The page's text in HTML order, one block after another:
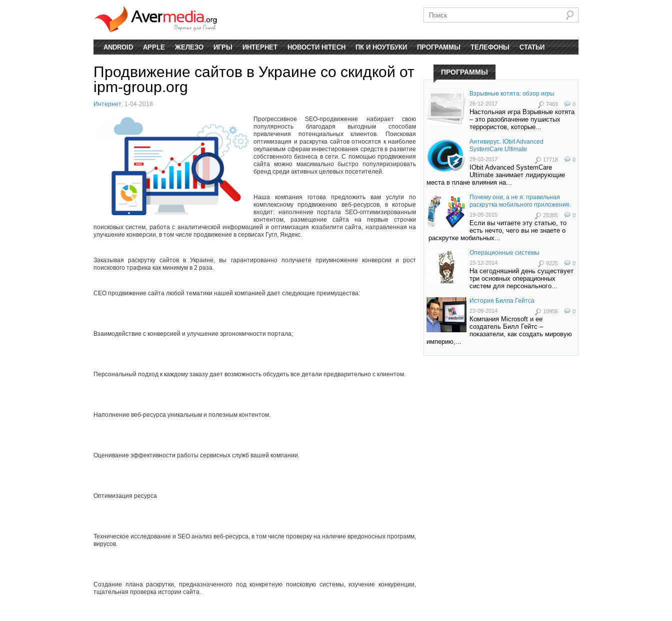
ANDROID APPLE ЖЕЛЕЗО ИГРЫ ИНТЕРНЕТ НОВОСТИ HITECH ПК И НОУТБУКИ ПРОГРАММЫ ТЕЛЕФОНЫ СТАТЬИ
Продвижение сайтов в Украине со скидкой от
ipm-group.org
Интернет, 1-04-2018
Прогрессивное SEO-продвижение набирает свою
популярность благодаря выгодным способам
привлечения потенциальных клиентов. Поисковая
оптимизация и раскрутка сайтов относятся к наиболее
окупаемым сферам инвестирования средств в развитие
собственного бизнеса в сети. С помощью продвижения
сайта можно максимально быстро популяризировать
бренд среди активных целевых посетителей.
Наша компания готова предложить вам услуги по
комплексному продвижению веб-ресурсов, в которые
входит: наполнение портала SEO-оптимизированным
контентом, размещение сайта на первые строчки
поисковых систем, работа с аналитической информацией и оптимизация юзабилити сайта, направленная на
улучшение конверсии, в том числе продвижение в сервисах Гугл, Яндекс.
Заказывая раскрутку сайтов в Украине, вы гарантированно получаете приумножение конверсии и рост
поискового трафика как минимум в 2 раза.
СЕО продвижение сайта любой тематики нашей компанией дает следующие преимущества:
Взаимодействие с конверсией и улучшение эргономичности портала;
Персональный подход к каждому заказу дает возможность обсудить все детали предварительно с клиентом.
Наполнение веб-ресурса уникальным и полезным контентом.
Оценивание эффективности работы сервисных служб вашей компании.
Оптимизация ресурса
Техническое исследование и SEO анализ веб-ресурса, в том числе проверку на наличие вредоносных программ,
вирусов.
Создание плана раскрутки, предназначенного под конкретную поисковую системы, изучение конкуренции,
тщательная проверка истории сайта.
ПРОГРАММЫ
Взрывные котята: обзор игры
26-12-2017 7469 0
Настольная игра Взрывные котята
– это разоблачение пушистых
террористов, которые...
Антивирус. IObit Advanced
SystemCare Ultimate
29-03-2017 17718 0
IObit Advanced SystemCare
Ultimate занимает лидирующие
места в плане влияния на...
Почему они, а не я: правильная
раскрутка мобильного приложения.
19-05-2015 25305 0
Если вы читаете эту статью, то
есть нечто, чего вы не знаете о
раскрутке мобильных...
Операционные системы
15-12-2014 9225 0
На сегодняшний день существует
три основных операционных
систем для персонального...
История Билла Гейтса
23-09-2014 10956 0
Компания Microsoft и ее
создатель Билл Гейтс –
показатели, как создать мировую
империю,...